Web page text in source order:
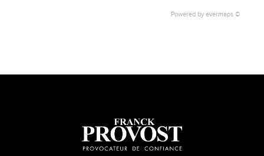
Powered by evermaps ©